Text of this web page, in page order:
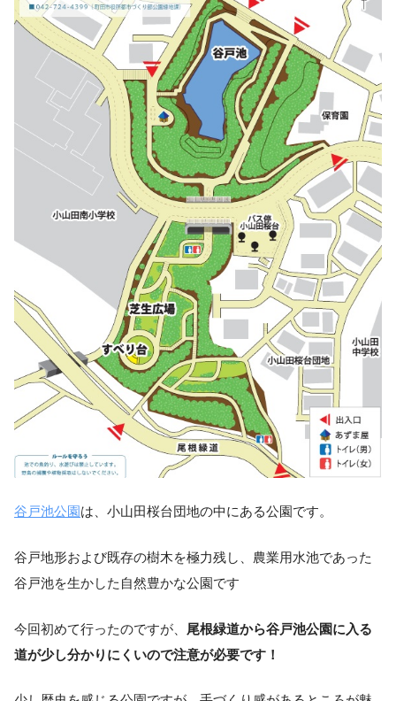
谷戸池公園は、小山田桜台団地の中にある公園です。
谷戸地形および既存の樹木を極力残し、農業用水池であった
谷戸池を生かした自然豊かな公園です
今回初めて行ったのですが、 尾根緑道から谷戸池公園に入る
道が少し分かりにくいので注意が必要です！